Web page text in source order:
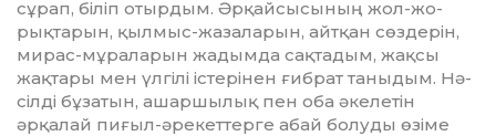
сұрап, біліп отыр­­дым. Әрқайсысының жол-жо­
рықтарын, қылмыс-жазаларын, айт­қан сөздерін,
мирас-мұраларын жа­дым­да сақтадым, жақсы
жақтары мен үлгілі істерінен ғибрат таныдым. Нә­
сілді бұзатын, ашаршылық пен оба әкелетін
әрқалай пиғыл-әрекет­тер­ге абай болуды өзіме